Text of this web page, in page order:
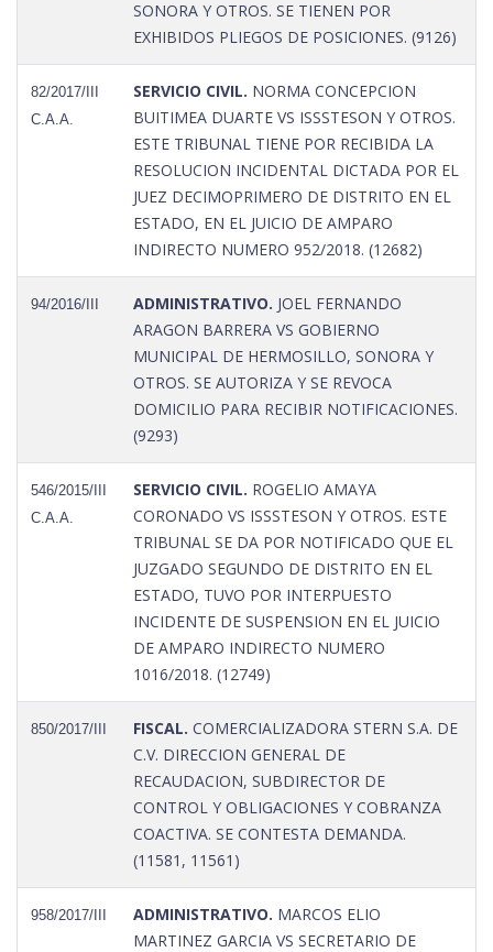
SONORA Y OTROS. SE TIENEN POR
EXHIBIDOS PLIEGOS DE POSICIONES. (9126)
82/2017/III
C.A.A.
SERVICIO CIVIL. NORMA CONCEPCION
BUITIMEA DUARTE VS ISSSTESON Y OTROS.
ESTE TRIBUNAL TIENE POR RECIBIDA LA
RESOLUCION INCIDENTAL DICTADA POR EL
JUEZ DECIMOPRIMERO DE DISTRITO EN EL
ESTADO, EN EL JUICIO DE AMPARO
INDIRECTO NUMERO 952/2018. (12682)
94/2016/III ADMINISTRATIVO. JOEL FERNANDO
ARAGON BARRERA VS GOBIERNO
MUNICIPAL DE HERMOSILLO, SONORA Y
OTROS. SE AUTORIZA Y SE REVOCA
DOMICILIO PARA RECIBIR NOTIFICACIONES.
(9293)
546/2015/III
C.A.A.
SERVICIO CIVIL. ROGELIO AMAYA
CORONADO VS ISSSTESON Y OTROS. ESTE
TRIBUNAL SE DA POR NOTIFICADO QUE EL
JUZGADO SEGUNDO DE DISTRITO EN EL
ESTADO, TUVO POR INTERPUESTO
INCIDENTE DE SUSPENSION EN EL JUICIO
DE AMPARO INDIRECTO NUMERO
1016/2018. (12749)
850/2017/III FISCAL. COMERCIALIZADORA STERN S.A. DE
C.V. DIRECCION GENERAL DE
RECAUDACION, SUBDIRECTOR DE
CONTROL Y OBLIGACIONES Y COBRANZA
COACTIVA. SE CONTESTA DEMANDA.
(11581, 11561)
958/2017/III ADMINISTRATIVO. MARCOS ELIO
MARTINEZ GARCIA VS SECRETARIO DE